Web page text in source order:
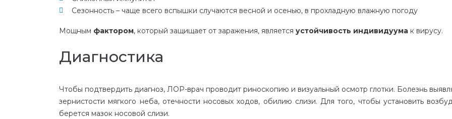
Сезонность – чаще всего вспышки случаются весной и осенью, в прохладную влажную погоду
Мощным фактором, который защищает от заражения, является устойчивость индивидуума к вирусу.
Диагностика
Чтобы подтвердить диагноз, ЛОР-врач проводит риноскопию и визуальный осмотр глотки. Болезнь
зернистости мягкого неба, отечности носовых ходов, обилию слизи. Для того, чтобы установить
берется мазок носовой слизи.